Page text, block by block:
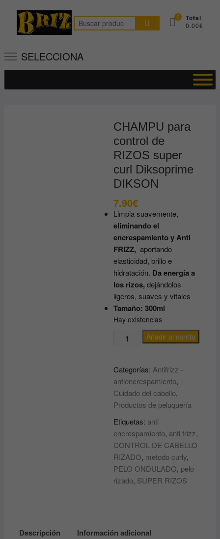
contenido
Buscar
por:
0 Total
0.00€
SELECCIONA
CHAMPU para
control de
RIZOS super
curl Diksoprime
DIKSON
7.90€
Limpia suavemente,
eliminando el
encrespamiento y Anti
FRIZZ, aportando
elasticidad, brillo e
hidratación. Da energía a
los rizos, dejándolos
ligeros, suaves y vitales
Tamaño: 300ml
Hay existencias
CHAMPU
de
RIZOS
super
curl
Diksoprime
DIKSON
cantidad
Añadir al carrito
Categorías: Antifrizz -
antiencrespamiento,
Cuidado del cabello,
Productos de peluquería
Etiquetas: anti
encrespamiento, anti frizz,
CONTROL DE CABELLO
RIZADO, metodo curly,
PELO ONDULADO, pelo
rizado, SUPER RIZOS
Descripción
Información adicional